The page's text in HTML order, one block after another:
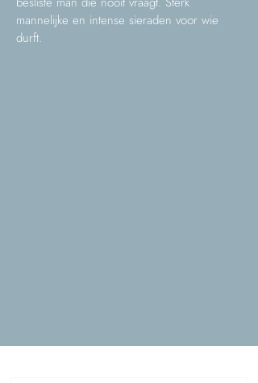
mannelijke en intense sieraden voor wie
durft.